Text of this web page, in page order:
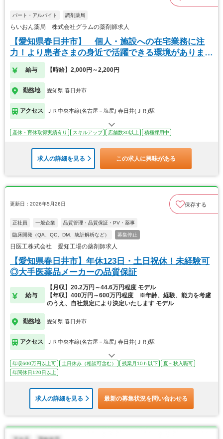
パート・アルバイト 調剤薬局
らいおん薬局 株式会社グラムの薬剤師求人
【愛知県春日井市】 個人・施設への在宅業務に注
力！より患者さまの身近で活躍できる環境がありま
す。
給与 【時給】2,000円～2,200円
勤務地 愛知県 春日井市
アクセス ＪＲ中央本線(名古屋－塩尻) 春日井(ＪＲ)駅
産休・育休取得実績有り スキルアップ 店舗数30以上 積極採用中
求人の詳細を見る この求人に興味がある
更新日：2026年5月26日 保存する
正社員 一般企業 品質管理・品質保証・PV・薬事
臨床開発（QA、QC、DM、統計解析など） 募集停止
日医工株式会社 愛知工場の薬剤師求人
【愛知県春日井市】年休123日・土日祝休！未経験可
◎大手医薬品メーカーの品質保証
給与
【月収】20.2万円～44.6万円程度 モデル
【年収】400万円～600万円程度 ※年齢、経験、能力を考慮
のうえ、自社規定により決定いたします モデル
勤務地 愛知県 春日井市
アクセス ＪＲ中央本線(名古屋－塩尻) 春日井(ＪＲ)駅
年収600万円以上可 土日休み（相談可含む） 残業月10ｈ以下
夏～秋入職可
年間休日120日以上
求人の詳細を見る 最新の募集状況を問い合わせる